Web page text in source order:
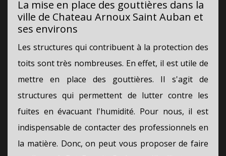
La mise en place des gouttières dans la
ville de Chateau Arnoux Saint Auban et
ses environs
Les structures qui contribuent à la protection des
toits sont très nombreuses. En effet, il est utile de
mettre en place des gouttières. Il s'agit de
structures qui permettent de lutter contre les
fuites en évacuant l'humidité. Pour nous, il est
indispensable de contacter des professionnels en
la matière. Donc, on peut vous proposer de faire